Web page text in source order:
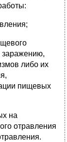
заражению,
либо их
пищевых
на
отравления